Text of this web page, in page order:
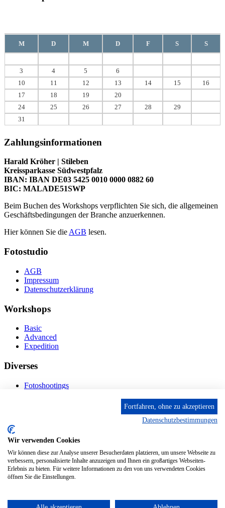
M D M D F S
S
3
4 5 6
10
11 12 13 14 15
16
17
18 19 20
24
25 26 27 28 29
31
Zahlungsinformationen
Harald Kröher | Stileben
Kreissparkasse Südwestpfalz
IBAN: IBAN DE03 5425 0010 0000 0882 60
BIC: MALADE51SWP
Beim Buchen des Workshops verpflichten Sie sich, die allgemeinen
Geschäftsbedingungen der Branche anzuerkennen.
Hier können Sie dieAGB lesen.
Fotostudio
AGB
Impressum
Datenschutzerklärung
Workshops
Basic
Advanced
Expedition
Diverses
Fotoshootings
Kontakt
Fröhnstr. 4-8, 66954 Pirmasens
Diese E-Mail-Adresse ist vor Spambots geschützt! Zur
Anzeige muss JavaScript eingeschaltet sein.
Mobil: + 49 (0) 176/84 62 18 86
Fortfahren, ohne zu akzeptieren
Datenschutzbestimmungen
Wir verwenden Cookies
Wir können diese zur Analyse unserer Besucherdaten platzieren, um unsere Webseite zu
verbessern, personalisierte Inhalte anzuzeigen und Ihnen ein großartiges Webseiten-
Erlebnis zu bieten. Für weitere Informationen zu den von uns verwendeten Cookies
öffnen Sie die Einstellungen.